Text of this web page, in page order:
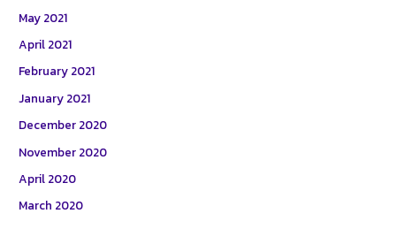
May 2021
April 2021
February 2021
January 2021
December 2020
November 2020
April 2020
March 2020